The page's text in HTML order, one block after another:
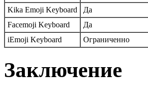
Kika Emoji Keyboard
Да
Facemoji Keyboard
Да
iEmoji Keyboard
Ограниченно
Заключение